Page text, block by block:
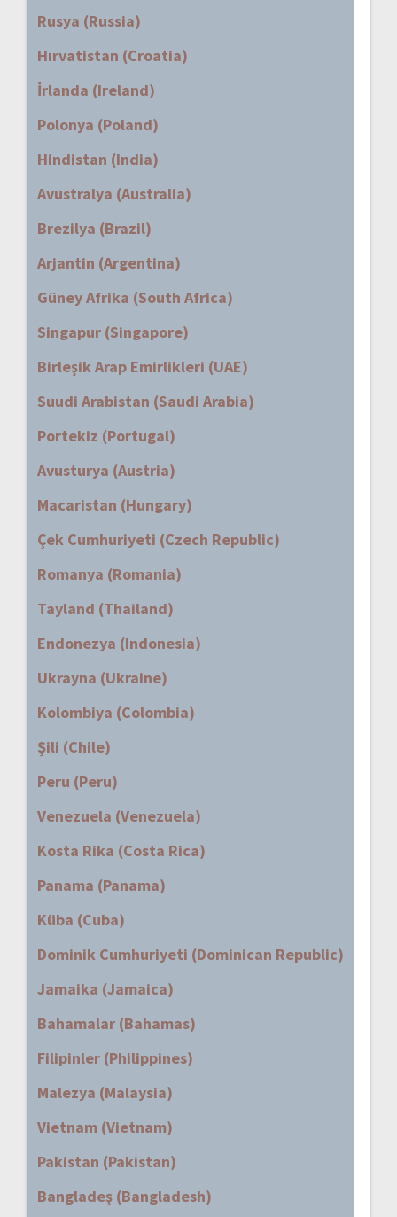
Rusya (Russia)
Hırvatistan (Croatia)
İrlanda (Ireland)
Polonya (Poland)
Hindistan (India)
Avustralya (Australia)
Brezilya (Brazil)
Arjantin (Argentina)
Güney Afrika (South Africa)
Singapur (Singapore)
Birleşik Arap Emirlikleri (UAE)
Suudi Arabistan (Saudi Arabia)
Portekiz (Portugal)
Avusturya (Austria)
Macaristan (Hungary)
Çek Cumhuriyeti (Czech Republic)
Romanya (Romania)
Tayland (Thailand)
Endonezya (Indonesia)
Ukrayna (Ukraine)
Kolombiya (Colombia)
Şili (Chile)
Peru (Peru)
Venezuela (Venezuela)
Kosta Rika (Costa Rica)
Panama (Panama)
Küba (Cuba)
Dominik Cumhuriyeti (Dominican Republic)
Jamaika (Jamaica)
Bahamalar (Bahamas)
Filipinler (Philippines)
Malezya (Malaysia)
Vietnam (Vietnam)
Pakistan (Pakistan)
Bangladeş (Bangladesh)